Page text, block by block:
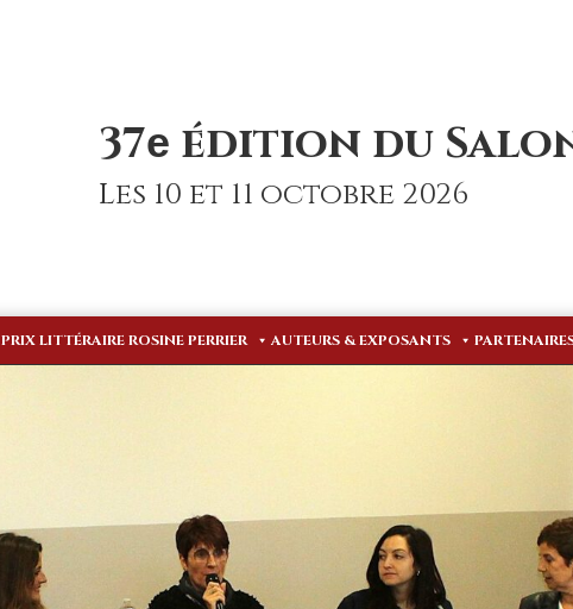
37e édition du
Les 10 et 11 octobre 2026
PRIX LITTÉRAIRE ROSINE PERRIER AUTEURS & EXPOSANTS